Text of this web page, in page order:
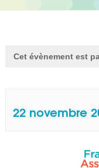
Cet évènement est
22 novembre
Navigation